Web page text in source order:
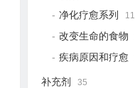
净化疗愈系列 11
改变生命的食物
疾病原因和疗愈
补充剂 35